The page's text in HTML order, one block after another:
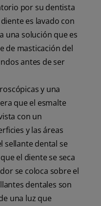
por su dentista
es lavado con
una solución que es
de masticación del
antes de ser
y una
que el esmalte
con un
y las áreas
sellante dental se
el diente se seca
se coloca sobre el
dentales son
una luz que